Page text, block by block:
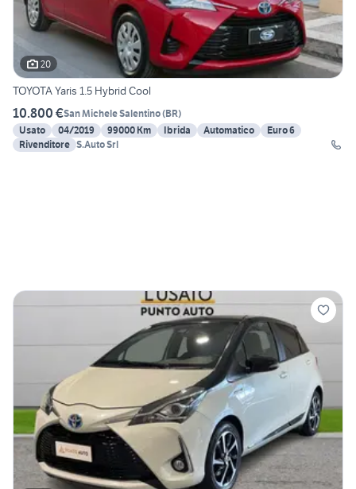
20
TOYOTA Yaris 1.5 Hybrid Cool
10.800 €San Michele Salentino(BR)
Usato
04/2019 99000 Km Ibrida Automatico
Euro 6
Rivenditore S.Auto Srl